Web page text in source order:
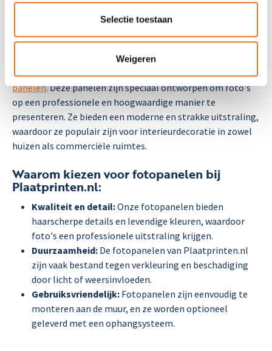
Selectie toestaan
Weigeren
Wat zijn fotopanelen?
Fotopanelen zijn decoratieve objecten waarop foto's of
afbeeldingen worden afgedrukt op een stevig, vlak
oppervlak zoalsdibond,acrylaat (plexiglas)ofhouten
panelen. Deze panelen zijn speciaal ontworpen om foto's
op een professionele en hoogwaardige manier te
presenteren. Ze bieden een moderne en strakke uitstraling,
waardoor ze populair zijn voor interieurdecoratie in zowel
huizen als commerciële ruimtes.
Waarom kiezen voor fotopanelen bij
Plaatprinten.nl:
Kwaliteit en detail:Onze fotopanelen bieden
haarscherpe details en levendige kleuren, waardoor
foto's een professionele uitstraling krijgen.
Duurzaamheid: De fotopanelen van Plaatprinten.nl
zijn vaak bestand tegen verkleuring en beschadiging
door licht of weersinvloeden.
Gebruiksvriendelijk: Fotopanelen zijn eenvoudig te
monteren aan de muur, en ze worden optioneel
geleverd met een ophangsysteem.